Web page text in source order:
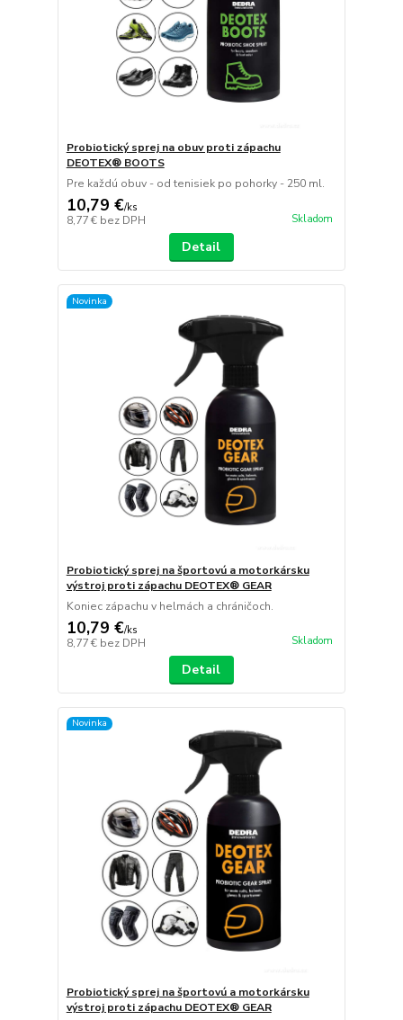
Probiotický sprej na obuv proti zápachu
DEOTEX® BOOTS
Pre každú obuv - od tenisiek po pohorky - 250 ml.
10,79 €/ks
8,77 € bez DPH Skladom
Detail
Novinka
Probiotický sprej na športovú a motorkársku
výstroj proti zápachu DEOTEX® GEAR
Koniec zápachu v helmách a chráničoch.
10,79 €/ks
8,77 € bez DPH Skladom
Detail
Novinka
Probiotický sprej na športovú a motorkársku
výstroj proti zápachu DEOTEX® GEAR